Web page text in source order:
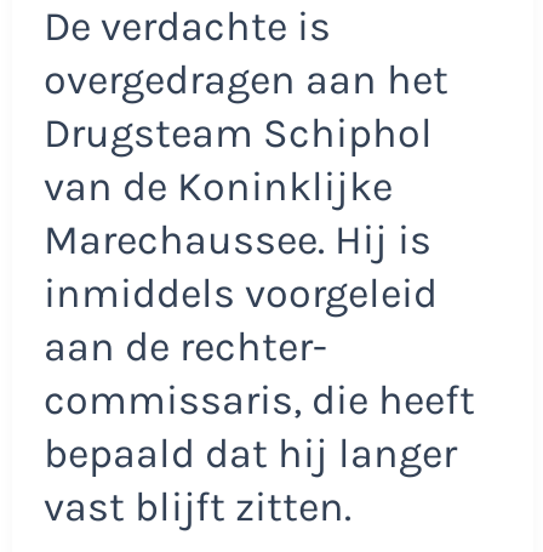
De verdachte is
overgedragen aan het
Drugsteam Schiphol
van de Koninklijke
Marechaussee. Hij is
inmiddels voorgeleid
aan de rechter-
commissaris, die heeft
bepaald dat hij langer
vast blijft zitten.